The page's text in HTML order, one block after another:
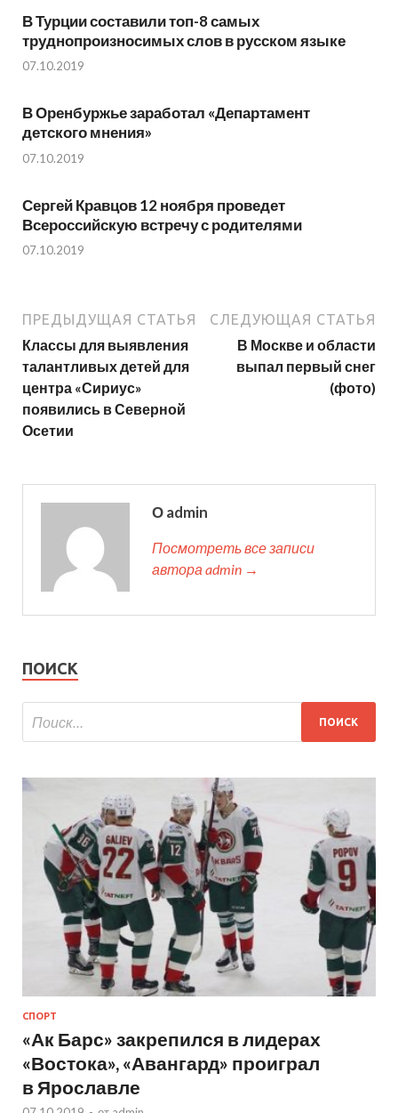
В Турции составили топ-8 самых
труднопроизносимых слов в русском языке
07.10.2019
В Оренбуржье заработал «Департамент
детского мнения»
07.10.2019
Сергей Кравцов 12 ноября проведет
Всероссийскую встречу с родителями
07.10.2019
ПРЕДЫДУЩАЯ СТАТЬЯ
Классы для выявления
талантливых детей для
центра «Сириус»
появились в Северной
Осетии
СЛЕДУЮЩАЯ СТАТЬЯ
В Москве и области
выпал первый снег
(фото)
О admin
Посмотреть все записи
автора admin →
ПОИСК
СПОРТ
«Ак Барс» закрепился в лидерах
«Востока», «Авангард» проиграл
в Ярославле